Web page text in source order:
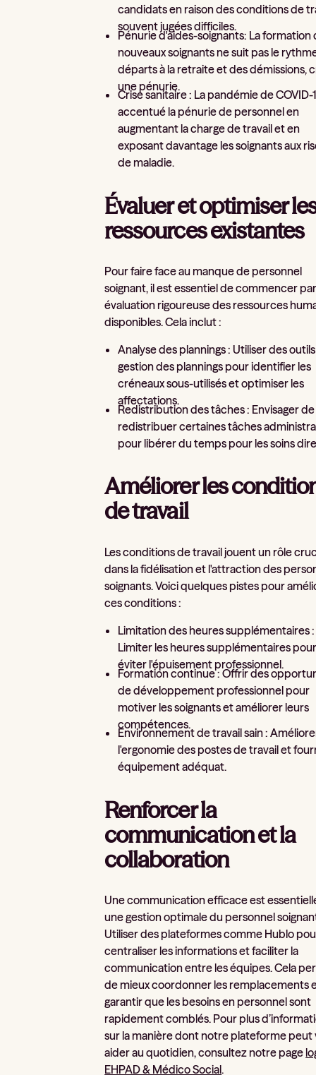
candidats en raison des conditions de
souvent jugées difficiles.
Pénurie d'aides-soignants: La formation
nouveaux soignants ne suit pas le
départs à la retraite et des démissions,
une pénurie.
Crise sanitaire : La pandémie de COVID-
accentué la pénurie de personnel en
augmentant la charge de travail et en
exposant davantage les soignants aux
de maladie.
Évaluer et optimiser
ressources existantes
Pour faire face au manque de personnel
soignant, il est essentiel de commencer
évaluation rigoureuse des ressources
disponibles. Cela inclut :
Analyse des plannings : Utiliser des
gestion des plannings pour identifier les
créneaux sous-utilisés et optimiser les
affectations.
Redistribution des tâches : Envisager de
redistribuer certaines tâches
pour libérer du temps pour les soins
Améliorer les
de travail
Les conditions de travail jouent un rôle
dans la fidélisation et l'attraction des
soignants. Voici quelques pistes pour
ces conditions :
Limitation des heures supplémentaires :
Limiter les heures supplémentaires
éviter l'épuisement professionnel.
Formation continue : Offrir des
de développement professionnel pour
motiver les soignants et améliorer leurs
compétences.
Environnement de travail sain :
l'ergonomie des postes de travail et
équipement adéquat.
Renforcer la
communication et la
collaboration
Une communication efficace est
une gestion optimale du personnel
Utiliser des plateformes comme Hublo
centraliser les informations et faciliter la
communication entre les équipes. Cela
de mieux coordonner les remplacements
garantir que les besoins en personnel sont
rapidement comblés. Pour plus
sur la manière dont notre plateforme peut
aider au quotidien, consultez notre page
EHPAD & Médico Social.